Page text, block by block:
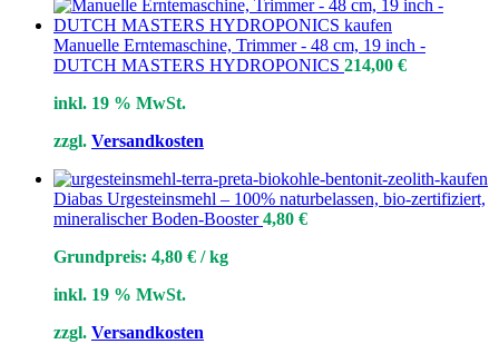
Manuelle Erntemaschine, Trimmer - 48 cm, 19 inch -
DUTCH MASTERS HYDROPONICS 214,00 €
inkl. 19 % MwSt.
zzgl. Versandkosten
Diabas Urgesteinsmehl – 100% naturbelassen, bio-zertifiziert,
mineralischer Boden-Booster4,80 €
Grundpreis: 4,80 € /kg
inkl. 19 % MwSt.
zzgl. Versandkosten